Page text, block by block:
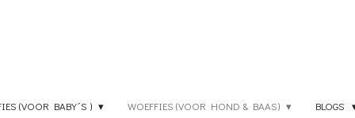
(VOOR BABY´S ) WOEFFIES (VOOR HOND & BAAS) BLOGS